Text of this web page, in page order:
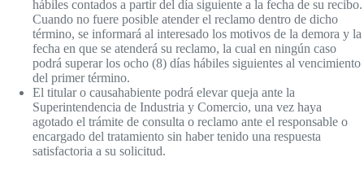
hábiles contados a partir del día siguiente a la fecha de su recibo.
Cuando no fuere posible atender el reclamo dentro de dicho
término, se informará al interesado los motivos de la demora y la
fecha en que se atenderá su reclamo, la cual en ningún caso
podrá superar los ocho (8) días hábiles siguientes al vencimiento
del primer término.
El titular o causahabiente podrá elevar queja ante la
Superintendencia de Industria y Comercio, una vez haya
agotado el trámite de consulta o reclamo ante el responsable o
encargado del tratamiento sin haber tenido una respuesta
satisfactoria a su solicitud.